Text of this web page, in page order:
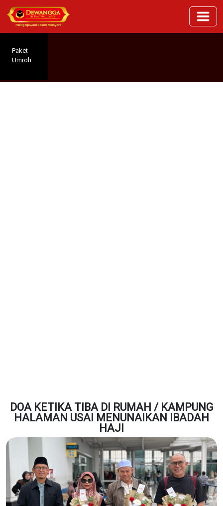
Paket
Umroh
DOA KETIKA TIBA DI RUMAH / KAMPUNG
HALAMAN USAI MENUNAIKAN IBADAH
HAJI